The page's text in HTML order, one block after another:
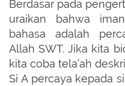
Berdasar pada
uraikan bahwa
bahasa adalah
Allah SWT. Jika kita
kita coba tela’ah
Si A percaya kepada